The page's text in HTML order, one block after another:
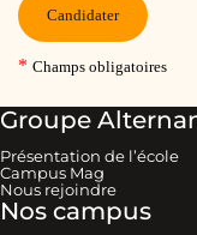
Groupe
Présentation de l’école
Campus Mag
Nous rejoindre
Nos campus